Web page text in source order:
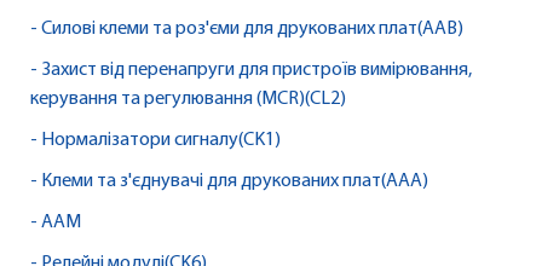
- Силові клеми та роз'єми для друкованих плат(AAB)
- Захист від перенапруги для пристроїв вимірювання,
керування та регулювання (MCR)(CL2)
- Нормалізатори сигналу(CK1)
- Клеми та з'єднувачі для друкованих плат(AAA)
- AAM